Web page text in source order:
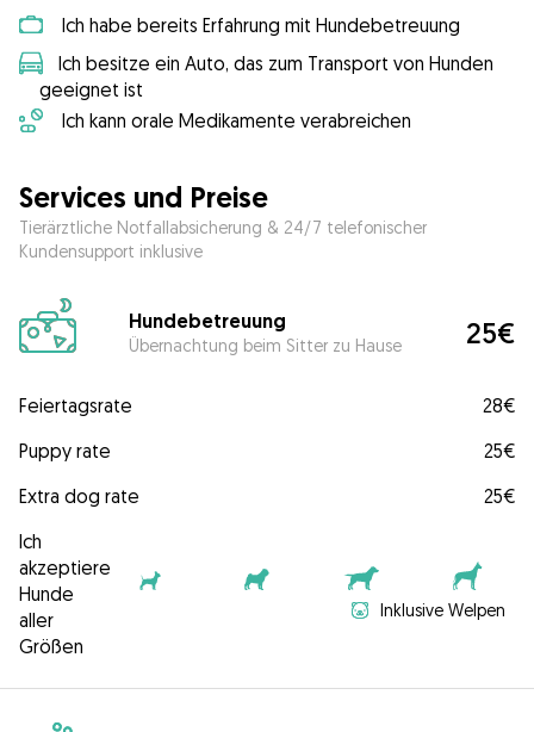
Ich habe bereits Erfahrung mit Hundebetreuung
Ich besitze ein Auto, das zum Transport von Hunden
geeignet ist
Ich kann orale Medikamente verabreichen
Services und Preise
Tierärztliche Notfallabsicherung & 24/7 telefonischer
Kundensupport inklusive
Hundebetreuung
Übernachtung beim Sitter zu Hause 25€
Feiertagsrate
28€
Puppy rate
25€
Extra dog rate
25€
Ich
akzeptiere
Hunde
aller
Größen
Inklusive Welpen